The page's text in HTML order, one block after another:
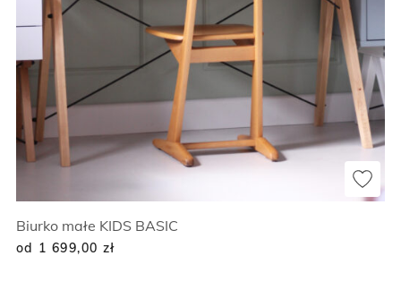
Biurko małe KIDS BASIC
od 1 699,00 zł